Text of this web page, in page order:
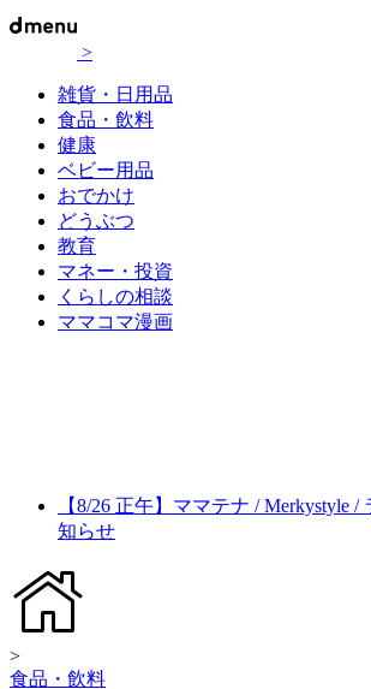
>
雑貨・日用品
食品・飲料
健康
ベビー用品
おでかけ
どうぶつ
教育
マネー・投資
くらしの相談
ママコマ漫画
【8/26 正午】ママテナ / Merkystyle
知らせ
>
食品・飲料